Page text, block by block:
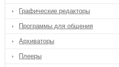
Графические редакторы
Программы для общения
Архиваторы
Плееры